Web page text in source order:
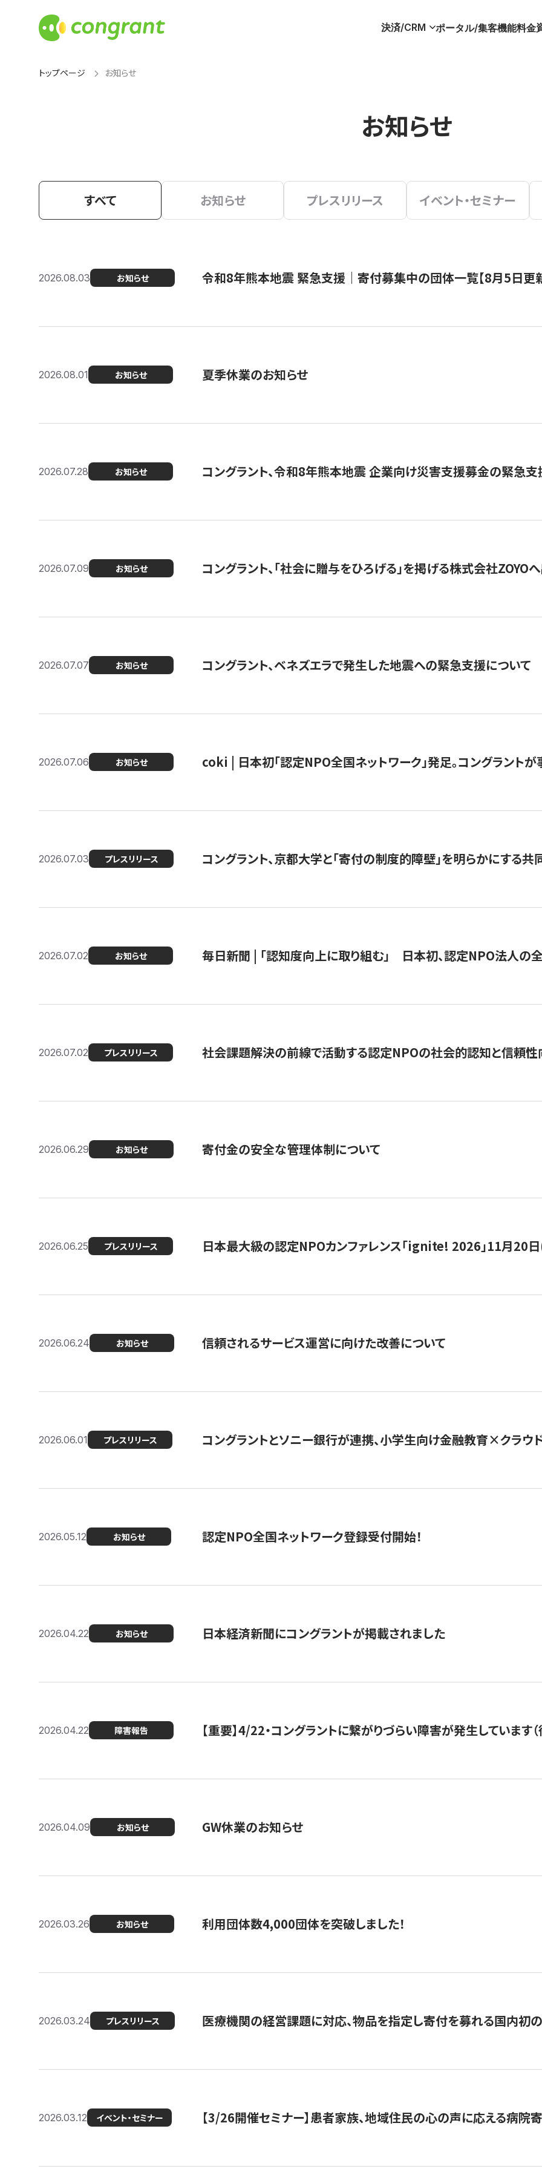
決済/CRM ポータル/集客機能料金
トップページ お知らせ
お知らせ
すべて お知らせ プレスリリース イベント・セミナー
2026.08.03 お知らせ 令和8年熊本地震 緊急支援｜寄付募集中の団体一覧【8月5日更
2026.08.01 お知らせ 夏季休業のお知らせ
2026.07.28 お知らせ コングラント、令和8年熊本地震 企業向け災害支援募金の緊急
2026.07.09 お知らせ コングラント、「社会に贈与をひろげる」を掲げる株式会社ZOYO
2026.07.07 お知らせ コングラント、ベネズエラで発生した地震への緊急支援について
2026.07.06 お知らせ coki | 日本初「認定NPO全国ネットワーク」発足。コングラント
2026.07.03 プレスリリース コングラント、京都大学と「寄付の制度的障壁」を明らかにする
2026.07.02 お知らせ 毎日新聞 | 「認知度向上に取り組む」 日本初、認定NPO法人の
2026.07.02 プレスリリース 社会課題解決の前線で活動する認定NPOの社会的認知と信頼性
2026.06.29 お知らせ 寄付金の安全な管理体制について
2026.06.25 プレスリリース 日本最大級の認定NPOカンファレンス「ignite! 2026」11月20
2026.06.24 お知らせ 信頼されるサービス運営に向けた改善について
2026.06.01 プレスリリース コングラントとソニー銀行が連携、小学生向け金融教育×クラウ
2026.05.12 お知らせ 認定NPO全国ネットワーク登録受付開始！
2026.04.22 お知らせ 日本経済新聞にコングラントが掲載されました
2026.04.22 障害報告 【重要】4/22・コングラントに繋がりづらい障害が発生しています（
2026.04.09 お知らせ GW休業のお知らせ
2026.03.26 お知らせ 利用団体数4,000団体を突破しました！
2026.03.24 プレスリリース 医療機関の経営課題に対応、物品を指定し寄付を募れる国内初の
2026.03.12 イベント・セミナー 【3/26開催セミナー】患者家族、地域住民の心の声に応える病院